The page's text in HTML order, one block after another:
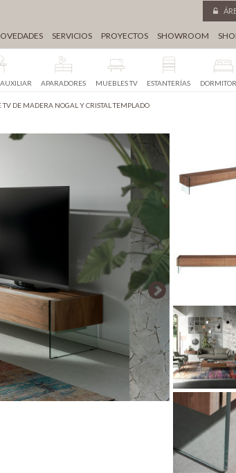
SERVICIOS PROYECTOS SHOWROOM
APARADORES MUEBLES TV ESTANTERÍAS
TV DE MADERA NOGAL Y CRISTAL TEMPLADO